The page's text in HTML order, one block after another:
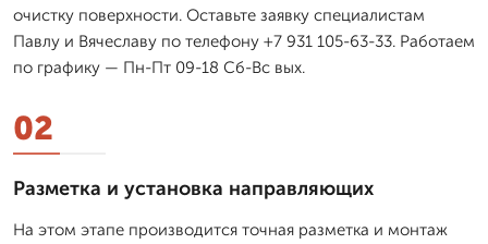
очистку поверхности. Оставьте заявку специалистам
Павлу и Вячеславу по телефону +7 931 105-63-33. Работаем
по графику — Пн-Пт 09-18 Сб-Вс вых.
02
Разметка и установка направляющих
На этом этапе производится точная разметка и монтаж